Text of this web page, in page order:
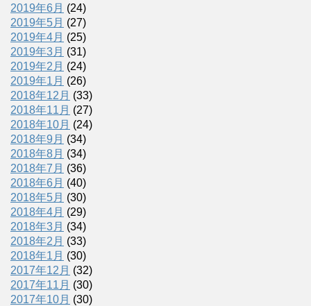
2019年6月 (24)
2019年5月 (27)
2019年4月 (25)
2019年3月 (31)
2019年2月 (24)
2019年1月 (26)
2018年12月 (33)
2018年11月 (27)
2018年10月 (24)
2018年9月 (34)
2018年8月 (34)
2018年7月 (36)
2018年6月 (40)
2018年5月 (30)
2018年4月 (29)
2018年3月 (34)
2018年2月 (33)
2018年1月 (30)
2017年12月 (32)
2017年11月 (30)
2017年10月 (30)